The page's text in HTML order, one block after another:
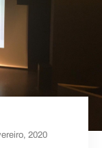
2020